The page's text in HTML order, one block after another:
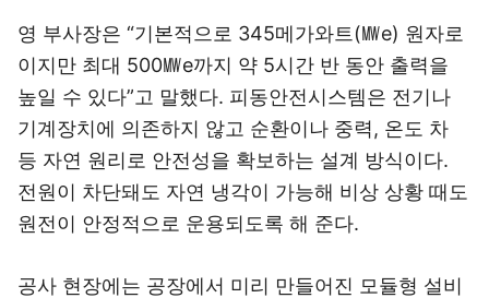
영 부사장은 “기본적으로 345메가와트(㎿e) 원자로
이지만 최대 500㎿e까지 약 5시간 반 동안 출력을
높일 수 있다”고 말했다. 피동안전시스템은 전기나
기계장치에 의존하지 않고 순환이나 중력, 온도 차
등 자연 원리로 안전성을 확보하는 설계 방식이다.
전원이 차단돼도 자연 냉각이 가능해 비상 상황 때도
원전이 안정적으로 운용되도록 해 준다.
공사 현장에는 공장에서 미리 만들어진 모듈형 설비